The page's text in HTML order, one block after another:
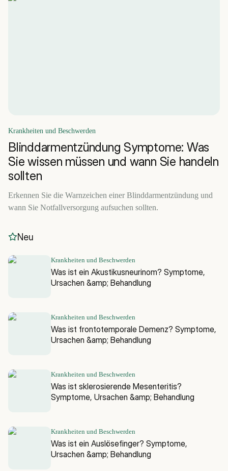
Krankheiten und Beschwerden
Blinddarmentzündung Symptome: Was
Sie wissen müssen und wann Sie handeln
sollten
Erkennen Sie die Warnzeichen einer Blinddarmentzündung und
wann Sie Notfallversorgung aufsuchen sollten.
Neu
Krankheiten und Beschwerden
Was ist ein Akustikusneurinom? Symptome,
Ursachen &amp; Behandlung
Krankheiten und Beschwerden
Was ist frontotemporale Demenz? Symptome,
Ursachen &amp; Behandlung
Krankheiten und Beschwerden
Was ist sklerosierende Mesenteritis?
Symptome, Ursachen &amp; Behandlung
Krankheiten und Beschwerden
Was ist ein Auslösefinger? Symptome,
Ursachen &amp; Behandlung